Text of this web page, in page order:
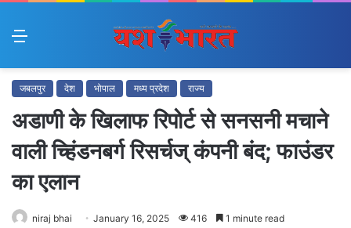
Menu
जबलपुर देश भोपाल मध्य प्रदेश राज्य
अडाणी के खिलाफ रिपोर्ट से सनसनी मचाने
वाली च्हिंडनबर्ग रिसर्चज् कंपनी बंद; फाउंडर
का एलान
niraj bhai January 16, 2025 416 1 minute read